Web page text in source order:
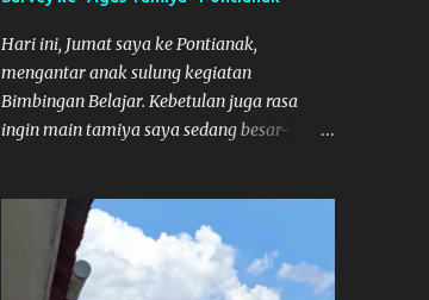
Hari ini, Jumat saya ke Pontianak,
mengantar anak sulung kegiatan
Bimbingan Belajar. Kebetulan juga rasa
ingin main tamiya saya sedang besar-
Daripada bengong dan sambil nunggu anak
pulang, saya pikir enak kali ya main
Tamiya di Pontianak. Muzkha di Lokasi